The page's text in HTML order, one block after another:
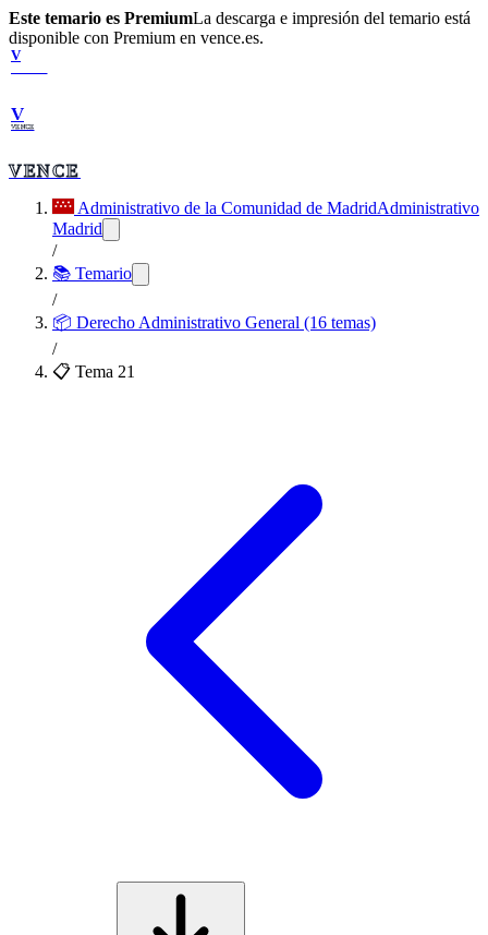
Este temario es PremiumLa descarga e impresión del temario está
disponible con Premium en vence.es.
V
V
VENCE
VENCE
Administrativo de la Comunidad de MadridAdministrativo
Madrid
/
📚 Temario
/
📦 Derecho Administrativo General (16 temas)
/
📋 Tema 21